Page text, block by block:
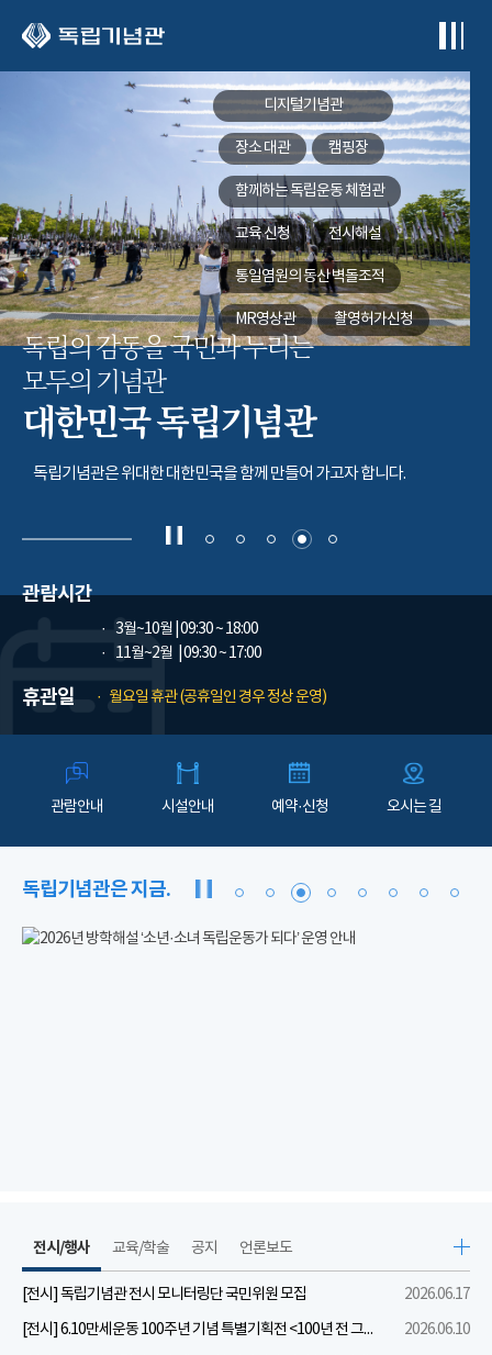
디지털기념관
장소 대관 캠핑장
함께하는독립운동 체험관
교육 신청 전시해설
통일염원의 동산벽돌조적
MR영상관 촬영허가신청
독립의 감동을 국민과 누리는
모두의 기념관
대한민국 독립기념관
독립기념관은 위대한 대한민국을 함께 만들어 가고자 합니다.
관람시간
3월~10월 | 09:30 ~ 18:00
11월~2월
| 09:30 ~ 17:00
휴관일 월요일 휴관 (공휴일인 경우 정상 운영)
관람안내 시설안내 예약·신청 오시는 길
독립기념관은 지금.
전시/행사
[전시] 독립기념관 전시 모니터링단 국민위원 모집
2026.06.17
[전시] 6.10만세운동 100주년 기념 특별기획전 <100년 전 그날을 보다: 6.10만세운동>
2026.06.10
교육/학술 공지 언론보도